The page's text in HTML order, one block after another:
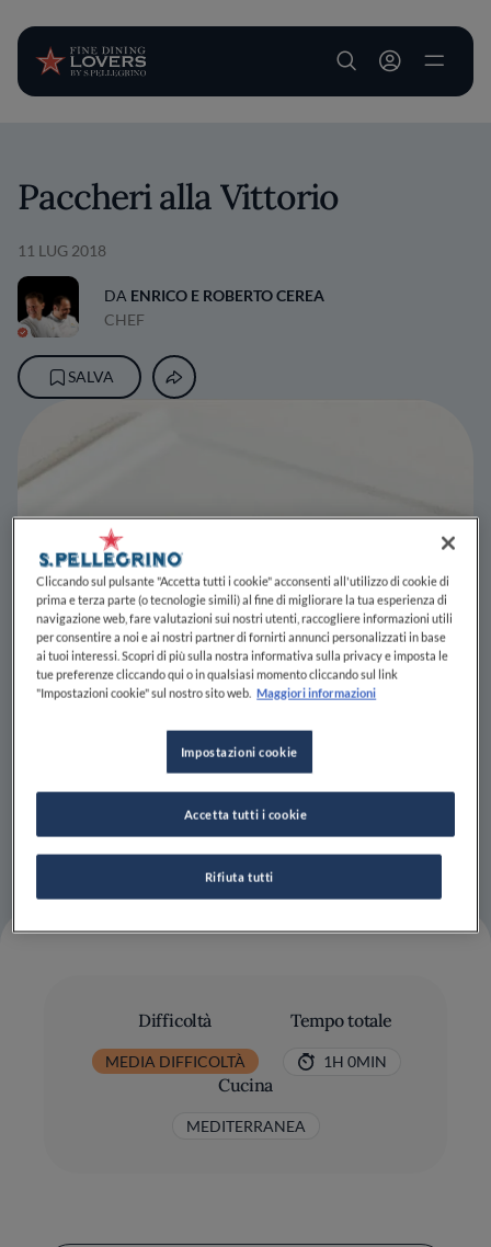
User account
Paccheri alla Vittorio
11 LUG 2018
DA ENRICO E ROBERTO CEREA
CHEF
SALVA
Difficoltà
MEDIA DIFFICOLTÀ
Tempo totale
1H 0MIN
Cucina
MEDITERRANEA
Cliccando sul pulsante "Accetta tutti i cookie" acconsenti all'utilizzo di cookie di
prima e terza parte (o tecnologie simili) al fine di migliorare la tua esperienza di
navigazione web, fare valutazioni sui nostri utenti, raccogliere informazioni utili
per consentire a noi e ai nostri partner di fornirti annunci personalizzati in base
ai tuoi interessi. Scopri di più sulla nostra informativa sulla privacy e imposta le
tue preferenze cliccando qui o in qualsiasi momento cliccando sul link
"Impostazioni cookie" sul nostro sito web. Maggiori informazioni
Impostazioni cookie
Rifiuta tutti
Accetta tutti i cookie